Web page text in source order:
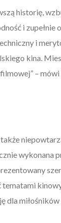
historię,
i zupełnie
i
kina.
–
wykonana
tematami
dla